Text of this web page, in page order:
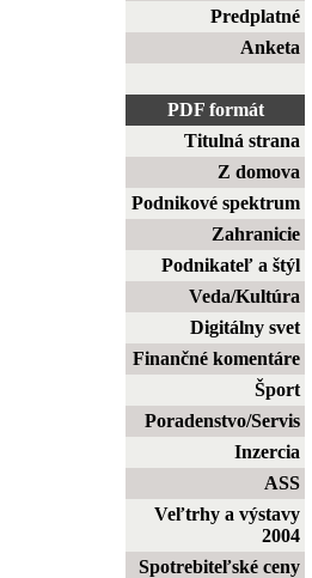
Predplatné
Anketa
PDF formát
Titulná strana
Z domova
Podnikové spektrum
Zahranicie
Podnikateľ a štýl
Veda/Kultúra
Digitálny svet
Finančné komentáre
Šport
Poradenstvo/Servis
Inzercia
ASS
Veľtrhy a výstavy
2004
Spotrebiteľské ceny